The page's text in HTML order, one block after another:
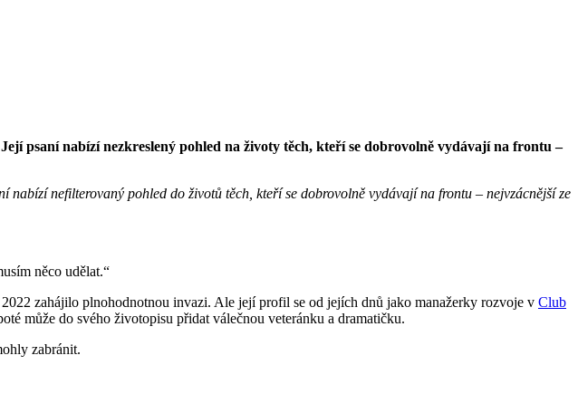
psaní nabízí nezkreslený pohled na životy těch, kteří se dobrovolně vydávají na frontu –
nabízí nefilterovaný pohled do životů těch, kteří se dobrovolně vydávají na frontu – nejvzácnější ze
něco udělat.“
zahájilo plnohodnotnou invazi. Ale její profil se od jejích dnů jako manažerky rozvoje v Club
může do svého životopisu přidat válečnou veteránku a dramatičku.
zabránit.